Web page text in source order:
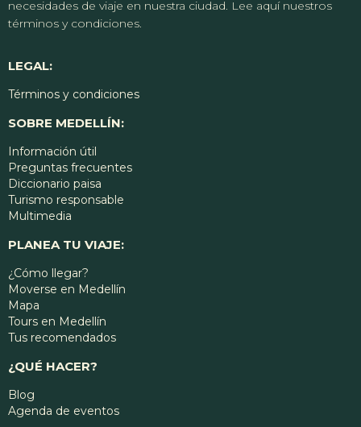
necesidades de viaje en nuestra ciudad. Lee aquí nuestros
términos y condiciones.
LEGAL:
Términos y condiciones
SOBRE MEDELLÍN:
Información útil
Preguntas frecuentes
Diccionario paisa
Turismo responsable
Multimedia
PLANEA TU VIAJE:
¿Cómo llegar?
Moverse en Medellín
Mapa
Tours en Medellín
Tus recomendados
¿QUÉ HACER?
Blog
Agenda de eventos